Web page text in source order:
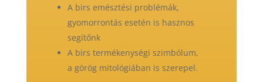
A birs emésztési problémák,
gyomorrontás esetén is hasznos
segítőnk
A birs termékenységi szimbólum,
a görög mitológiában is szerepel.